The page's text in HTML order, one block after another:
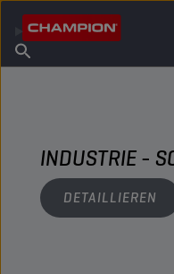
Über Champion
Händler finden
INDUSTRIE -
DETAILLIEREN